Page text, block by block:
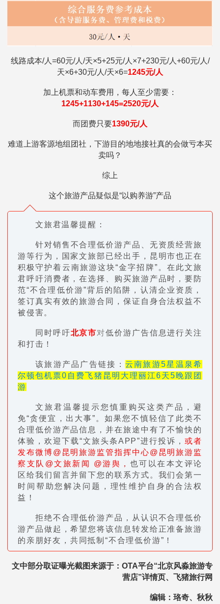
线路成本/人=60元/人/天×5+25元/人×7+230元/人+60元/人/
天×6+30元/人/天×6=1245元/人
加上机票和动车费用，每人至少需要：
1245+1130+145=2520元/人
而团费只要1390元/人
难道上游客源地组团社，下游目的地地接社真的会做亏本买
卖吗？
综上
这个旅游产品疑似是“以购养游”产品
文旅君温馨提醒：
针对销售不合理低价游产品、无资质经营旅
游等行为，国家文旅部已经出手，昆明市也正在
积极守护着云南旅游这块“金字招牌”。在此文旅
君呼吁消费者，在选择、购买旅游产品时，要防
范“不合理低价游”背后的陷阱，认清企业资质，
签订真实有效的旅游合同，保证自身合法权益不
被侵害。
同时呼吁北京市对低价游广告信息进行关注
和打击！
该旅游产品广告链接： 云南旅游5星温泉希
尔顿包机票0自费飞猪昆明大理丽江6天5晚跟团
游
文旅君温馨提示您慎重购买这类产品，避
免“贪便宜，出大事”。如果您不慎轻信了此类不
合理低价游产品信息，并在旅途中有了不愉快的
体验，欢迎下载“文旅头条APP”进行投诉，或者
发布微博@昆明旅游监管指挥中心@昆明旅游监
察支队@文旅新闻 @游舆， 也可以在本文评论
区给我们留言并留下您的联系方式。我们会第一
时间帮助您解决问题，理性维护自身的合法权
益！
拒绝不合理低价游产品，从认识不合理低价
游产品做起，希望您将该信息转发给正准备旅游
的亲朋好友，共同抵制“不合理低价游”！
文中部分取证曝光截图来源于： OTA平台“北京风淼旅游专
营店”详情页、飞猪旅行网
编辑：珞奇、秋秋